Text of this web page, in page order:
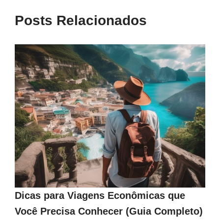
Posts Relacionados
Dicas para Viagens Econômicas que
Você Precisa Conhecer (Guia Completo)